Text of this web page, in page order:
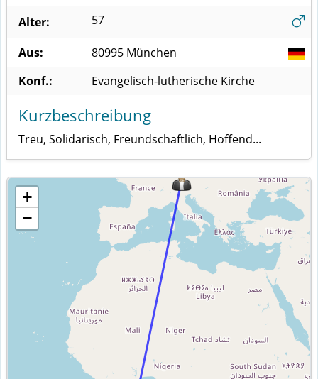
Alter:
57
Aus: 80995 München
Konf.:
Evangelisch-lutherische Kirche
Kurzbeschreibung
Treu, Solidarisch, Freundschaftlich, Hoffend...
+
−